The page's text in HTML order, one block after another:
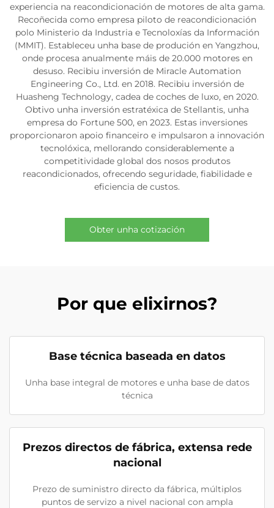
experiencia na reacondicionación de motores de alta gama.
Recoñecida como empresa piloto de reacondicionación
polo Ministerio da Industria e Tecnoloxías da Información
(MMIT). Estableceu unha base de produción en Yangzhou,
onde procesa anualmente máis de 20.000 motores en
desuso. Recibiu inversión de Miracle Automation
Engineering Co., Ltd. en 2018. Recibiu inversión de
Huasheng Technology, cadea de coches de luxo, en 2020.
Obtivo unha inversión estratéxica de Stellantis, unha
empresa do Fortune 500, en 2023. Estas inversiones
proporcionaron apoio financeiro e impulsaron a innovación
tecnolóxica, mellorando considerablemente a
competitividade global dos nosos produtos
reacondicionados, ofrecendo seguridade, fiabilidade e
eficiencia de custos.
Obter unha cotización
Por que elixirnos?
Base técnica baseada en datos
Unha base integral de motores e unha base de datos
técnica
Prezos directos de fábrica, extensa rede
nacional
Prezo de suministro directo da fábrica, múltiplos
puntos de servizo a nivel nacional con ampla